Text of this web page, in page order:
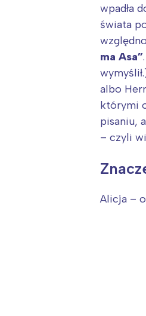
wpadła
świata
ma Asa”
albo
którymi
pisaniu,
– czyli
Alicja –